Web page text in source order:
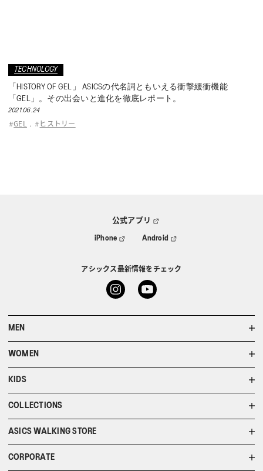
TECHNOLOGY
「HISTORY OF GEL」 ASICSの代名詞ともいえる衝撃緩衝機能
「GEL」。その出会いと進化を徹底レポート。
2021.06.24
#GEL , # ヒストリー
公式アプリ
iPhone Android
アシックス最新情報をチェック
MEN
WOMEN
KIDS
COLLECTIONS
ASICS WALKING STORE
CORPORATE